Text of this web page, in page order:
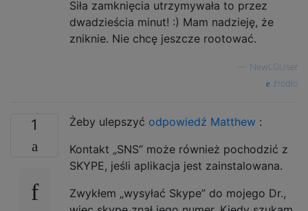
Siła zamknięcia utrzymywała to przez
dwadzieścia minut! :) Mam nadzieję, że
zniknie. Nie chcę jeszcze rootować.
NewLGUser
źródło
1 Żeby ulepszyć odpowiedź Matthew :
Kontakt „SNS” może również pochodzić z
SKYPE, jeśli aplikacja jest zainstalowana.
Zwykłem „wysyłać Skype” do mojego Dr.,